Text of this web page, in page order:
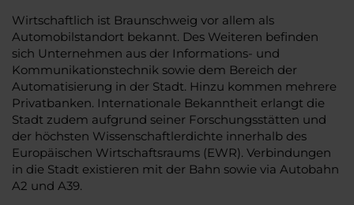
Wirtschaftlich ist Braunschweig vor allem als
Automobilstandort bekannt. Des Weiteren befinden
sich Unternehmen aus der Informations- und
Kommunikationstechnik sowie dem Bereich der
Automatisierung in der Stadt. Hinzu kommen mehrere
Privatbanken. Internationale Bekanntheit erlangt die
Stadt zudem aufgrund seiner Forschungsstätten und
der höchsten Wissenschaftlerdichte innerhalb des
Europäischen Wirtschaftsraums (EWR). Verbindungen
in die Stadt existieren mit der Bahn sowie via Autobahn
A2 und A39.